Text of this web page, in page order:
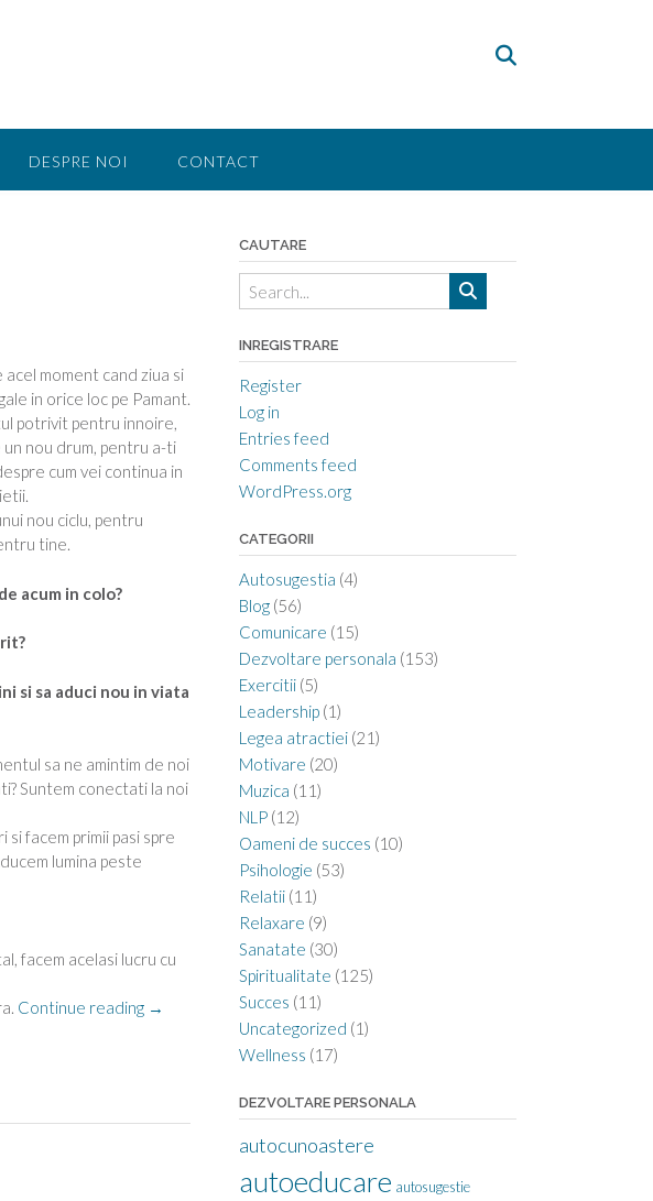
DESPRE NOI CONTACT
moment cand ziua si
in orice loc pe Pamant.
potrivit pentru innoire,
un nou drum, pentru a-ti
cum vei continua in
nou ciclu, pentru
tine.
acum in colo?
si sa aduci nou in viata
sa ne amintim de noi
Suntem conectati la noi
facem primii pasi spre
lumina peste
facem acelasi lucru cu
Continue reading
“Echinoctiul
nou
→
CAUTARE
INREGISTRARE
Register
Log in
Entries feed
Comments feed
WordPress.org
CATEGORII
Autosugestia (4)
Blog(56)
Comunicare (15)
Dezvoltare personala (153)
Exercitii(5)
Leadership(1)
Legea atractiei(21)
Motivare (20)
Muzica (11)
NLP(12)
Oameni de succes (10)
Psihologie (53)
Relatii(11)
Relaxare (9)
Sanatate (30)
Spiritualitate (125)
Succes (11)
Uncategorized (1)
Wellness (17)
DEZVOLTARE PERSONALA
autocunoastere
autoeducare autosugestie